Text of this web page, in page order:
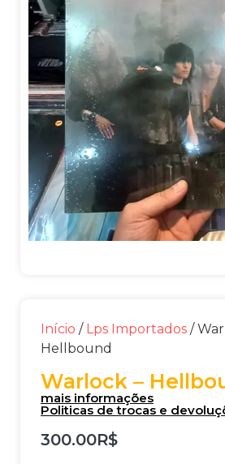
Início / Lps Importados /
Hellbound
Warlock –
mais informações
Politicas de trocas e
300.00R$